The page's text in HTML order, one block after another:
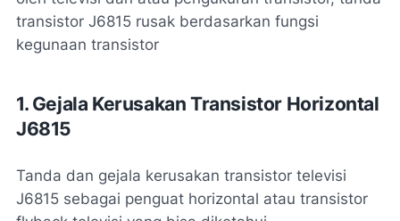
transistor J6815 rusak berdasarkan fungsi
kegunaan transistor
1. Gejala Kerusakan Transistor Horizontal
J6815
Tanda dan gejala kerusakan transistor televisi
J6815 sebagai penguat horizontal atau transistor